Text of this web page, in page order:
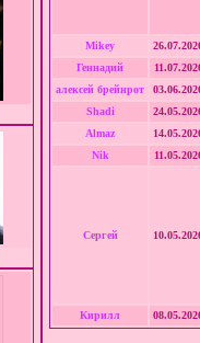
Mikey
Геннадий
алексей брейнрот
Shadi
Almaz
Nik
Сергей
Кирилл